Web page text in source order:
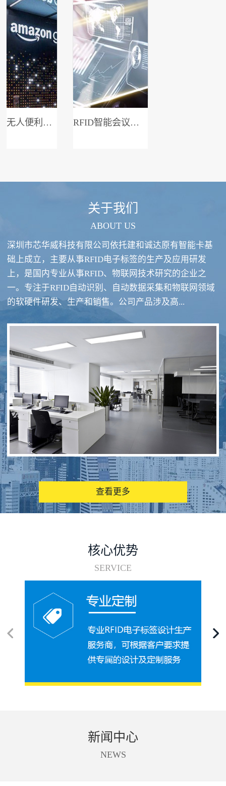
无人便利店系统 RFID智能会议签到系统
RFID酒类防伪系统方案 RFID智慧食堂系统
图书馆RFID电子标签管理系统
关于我们
ABOUT US
深圳市芯华威科技有限公司依托建和诚达原有智能卡基
础上成立，主要从事RFID电子标签的生产及应用研发
上，是国内专业从事RFID、物联网技术研究的企业之
一。专注于RFID自动识别、自动数据采集和物联网领域
的软硬件研发、生产和销售。公司产品涉及高...
查看更多
核心优势
SERVICE
新闻中心
NEWS